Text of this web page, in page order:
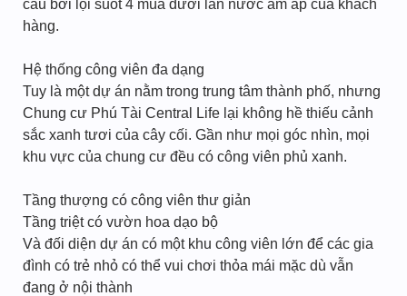
cầu bơi lội suốt 4 mùa dưới làn nước ấm áp của khách
hàng.
Hệ thống công viên đa dạng
Tuy là một dự án nằm trong trung tâm thành phố, nhưng
Chung cư Phú Tài Central Life lại không hề thiếu cảnh
sắc xanh tươi của cây cối. Gần như mọi góc nhìn, mọi
khu vực của chung cư đều có công viên phủ xanh.
Tầng thượng có công viên thư giản
Tầng triệt có vườn hoa dạo bộ
Và đối diện dự án có một khu công viên lớn để các gia
đình có trẻ nhỏ có thể vui chơi thỏa mái mặc dù vẫn
đang ở nội thành